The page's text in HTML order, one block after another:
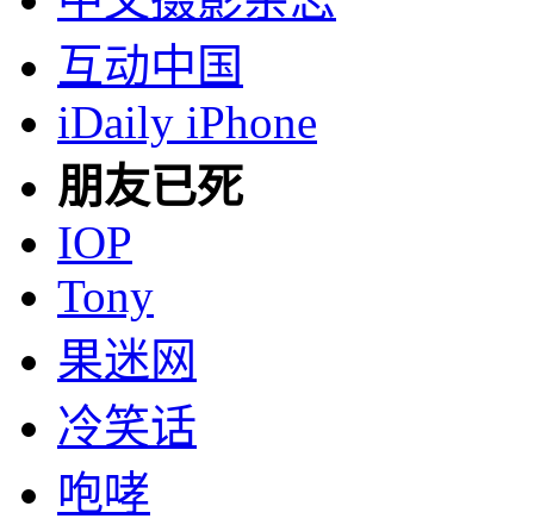
互动中国
iDaily iPhone
朋友已死
IOP
Tony
果迷网
冷笑话
咆哮